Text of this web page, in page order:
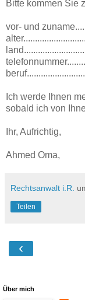
Bitte kommen Sie
vor- und
Ich werde Ihnen
sobald ich von
Ihr, Aufrichtig,
Ahmed Oma,
Rechtsanwalt i.R.
Teilen
‹
Über mich